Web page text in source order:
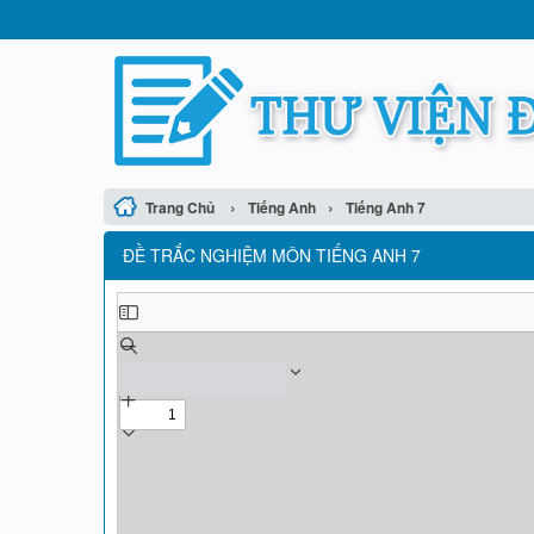
Trang Chủ › Tiếng Anh › Tiếng Anh 7
ĐỀ TRẮC NGHIỆM MÔN TIẾNG ANH 7